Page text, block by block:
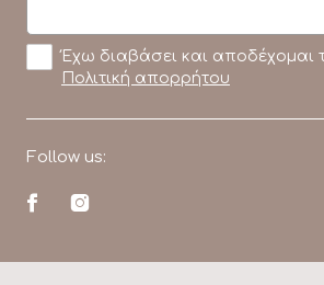
Έχω διαβάσει και αποδέχομαι
Πολιτική απορρήτου
Follow us: